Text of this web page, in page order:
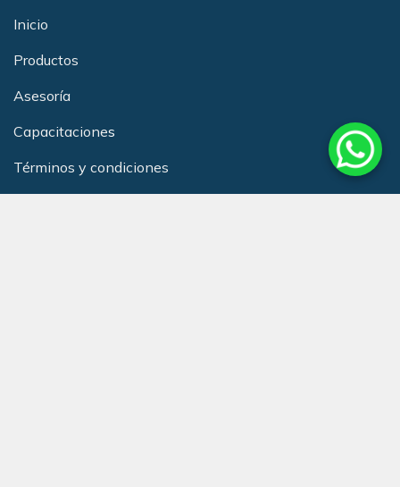
Inicio
Productos
Asesoría
Capacitaciones
Términos y condiciones